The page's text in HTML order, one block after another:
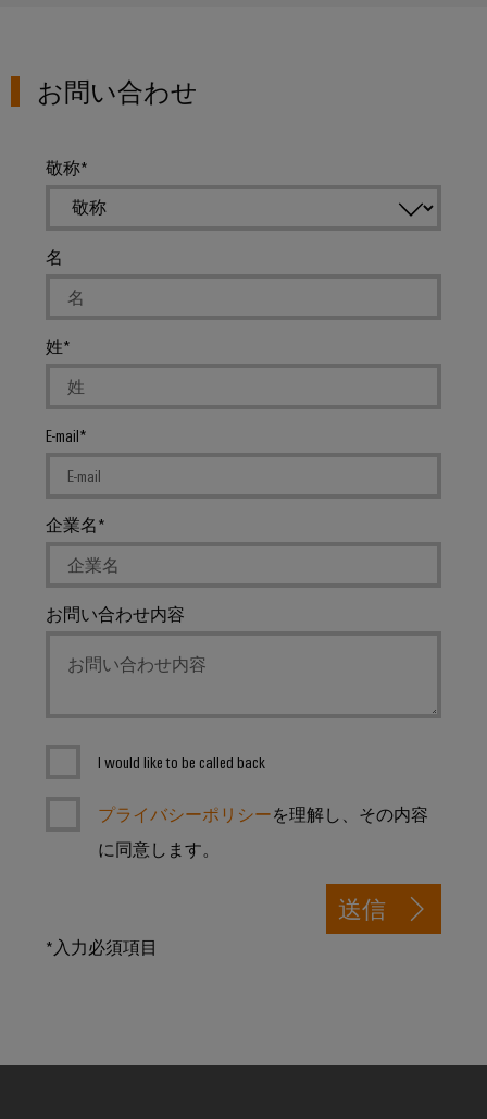
場
の
各
分
対
す
ソ
ュ
シ
ョ
ン
石
油/
ガ
ス
ラ
産
プ
セ
向
け
リ
ョ
ン
ト
ウ
ア
産
析
産
業
オ
ー
ト
メ
ー
シ
ン
産
用
IoT
セ
テ
ー
源
プ
ト
板
用
ウ
ジ
ン
グ
落
雷
護
電
保
護
続
ラ
イ
ン
オ
シ
ョ
eShop
OCI
イ
ン
タ
ー
フ
ー
ス
イ
ン
フ
オ
ー
シ
の
リ
ュ
シ
ョ
ン
パ
ー
ト
ナ
ー
見
け
ま
し
ょ
イ
お問い合わせ
敬称
名
姓
E-mail
企業名
お問い合わせ内容
I would like to be called back
プライバシーポリシーを理解し、その内容
に同意します。
*入力必須項目
送信